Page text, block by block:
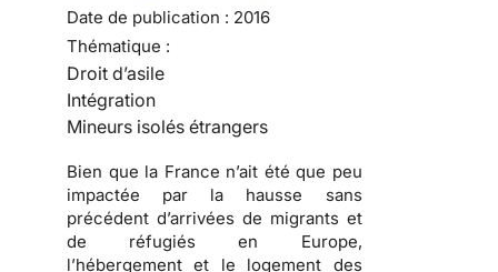
Date de publication : 2016
Thématique :
Droit d’asile
Intégration
Mineurs isolés étrangers
Bien que la France n’ait été que peu
impactée par la hausse sans
précédent d’arrivées de migrants et
de réfugiés en Europe,
l’hébergement et le logement des